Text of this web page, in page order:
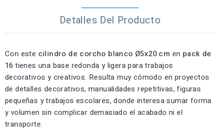
Detalles Del Producto
Con este cilindro de corcho blanco Ø5x20 cm en pack de
16 tienes una base redonda y ligera para trabajos
decorativos y creativos. Resulta muy cómodo en proyectos
de detalles decorativos, manualidades repetitivas, figuras
pequeñas y trabajos escolares, donde interesa sumar forma
y volumen sin complicar demasiado el acabado ni el
transporte.